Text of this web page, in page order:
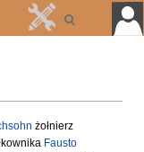
żołnierz
Fausto